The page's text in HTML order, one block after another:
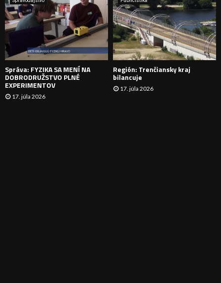
N
I
E
Správa: FYZIKA SA MENÍ NA
DOBRODRUŽSTVO PLNÉ
EXPERIMENTOV
17. júla 2026
Región: Trenčiansky kraj
bilancuje
17. júla 2026